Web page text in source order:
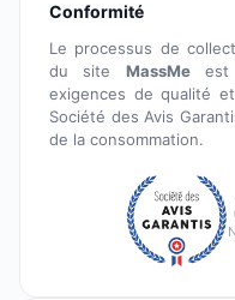
Conformité
Le processus de
du site MassMeest
exigences de qualité
Société des Avis
de la consommation.